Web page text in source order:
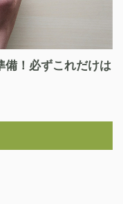
！必ずこれだけは